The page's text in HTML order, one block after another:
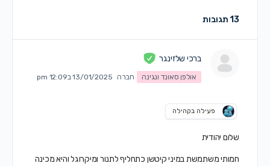
13 תגובות
ברכי שלזינגר
אולפן סאונד ונגינה חברה 13/01/2025 ב12:09 pm
פעילה בקהילה
שלום יהודית
חמותי משתמשת במיני קיטשן כתחליף לתנור ומיקרוגל והיא מכינה